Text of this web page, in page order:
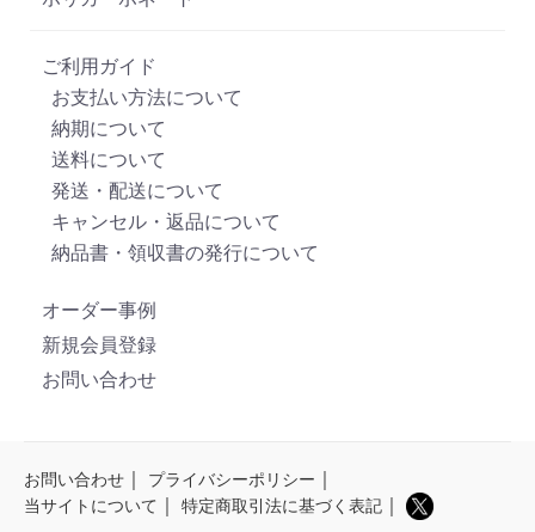
ご利用ガイド
お支払い方法について
納期について
送料について
発送・配送について
キャンセル・返品について
納品書・領収書の発行について
オーダー事例
新規会員登録
お問い合わせ
お問い合わせ ｜ プライバシーポリシー ｜
当サイトについて ｜ 特定商取引法に基づく表記 ｜